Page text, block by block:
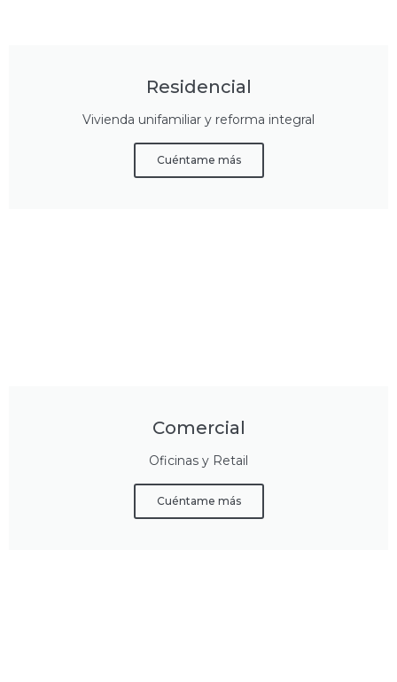
Residencial
Vivienda unifamiliar y reforma integral
Cuéntame más
Comercial
Oficinas y Retail
Cuéntame más